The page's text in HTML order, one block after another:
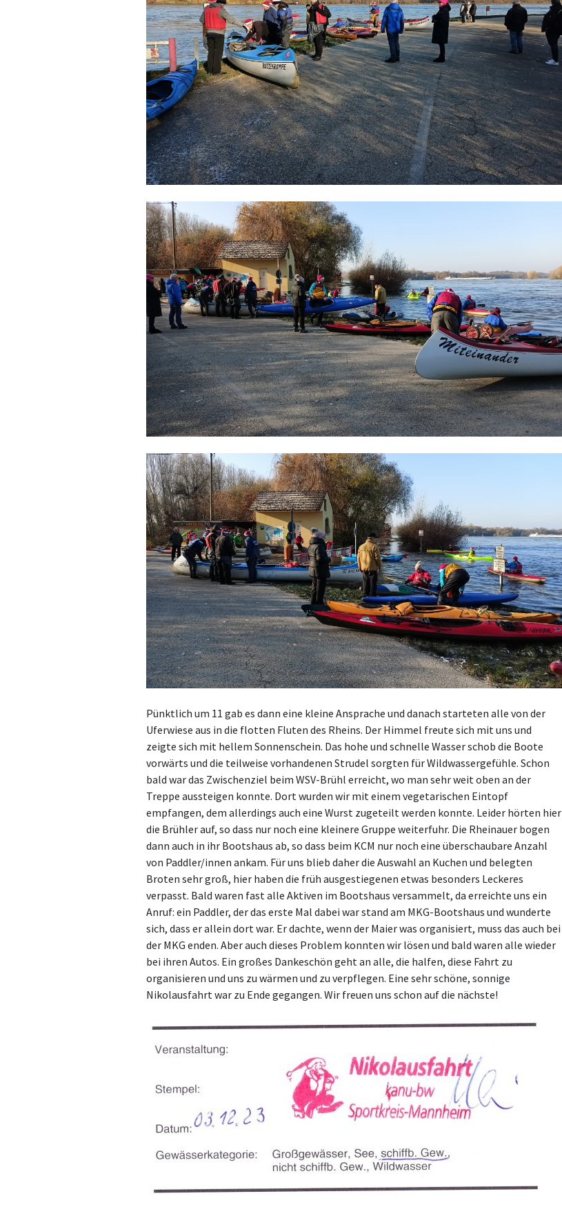
Pünktlich um 11 gab es dann eine kleine Ansprache und danach starteten alle von der
Uferwiese aus in die flotten Fluten des Rheins. Der Himmel freute sich mit uns und
zeigte sich mit hellem Sonnenschein. Das hohe und schnelle Wasser schob die Boote
vorwärts und die teilweise vorhandenen Strudel sorgten für Wildwassergefühle. Schon
bald war das Zwischenziel beim WSV-Brühl erreicht, wo man sehr weit oben an der
Treppe aussteigen konnte. Dort wurden wir mit einem vegetarischen Eintopf
empfangen, dem allerdings auch eine Wurst zugeteilt werden konnte. Leider hörten hier
die Brühler auf, so dass nur noch eine kleinere Gruppe weiterfuhr. Die Rheinauer bogen
dann auch in ihr Bootshaus ab, so dass beim KCM nur noch eine überschaubare Anzahl
von Paddler/innen ankam. Für uns blieb daher die Auswahl an Kuchen und belegten
Broten sehr groß, hier haben die früh ausgestiegenen etwas besonders Leckeres
verpasst. Bald waren fast alle Aktiven im Bootshaus versammelt, da erreichte uns ein
Anruf: ein Paddler, der das erste Mal dabei war stand am MKG-Bootshaus und wunderte
sich, dass er allein dort war. Er dachte, wenn der Maier was organisiert, muss das auch bei
der MKG enden. Aber auch dieses Problem konnten wir lösen und bald waren alle wieder
bei ihren Autos. Ein großes Dankeschön geht an alle, die halfen, diese Fahrt zu
organisieren und uns zu wärmen und zu verpflegen. Eine sehr schöne, sonnige
Nikolausfahrt war zu Ende gegangen. Wir freuen uns schon auf die nächste!